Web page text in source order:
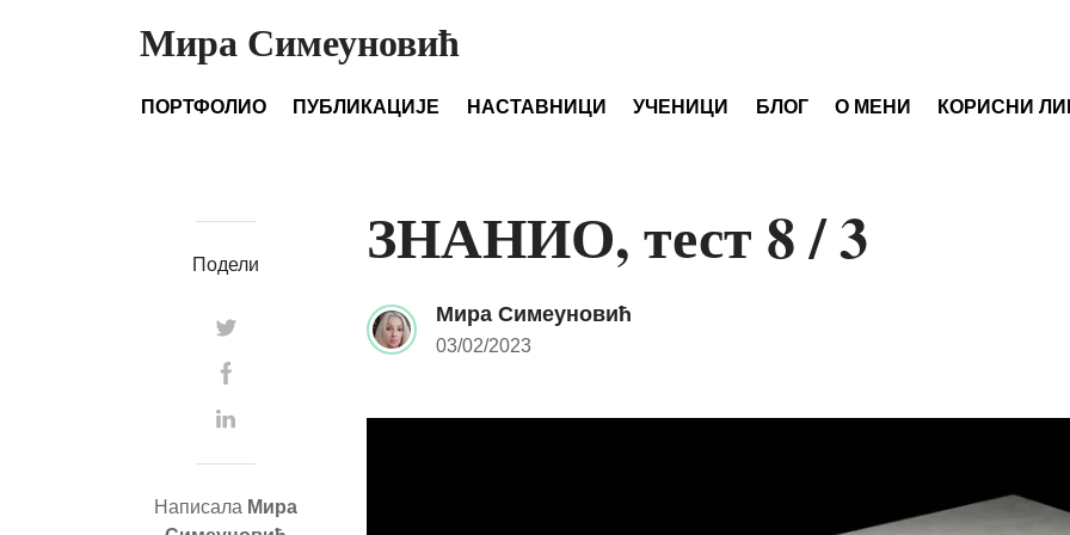
Мира Симеуновић
ПОРТФОЛИО ПУБЛИКАЦИЈЕ НАСТАВНИЦИ УЧЕНИЦИ БЛОГ О МЕНИ КОРИСНИ
ЗНАНИО, тест 8 / 3
Мира Симеуновић
03/02/2023
Подели
Написала Мира